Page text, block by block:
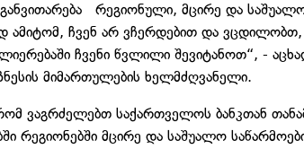
რეგიონული, მცირე და საშუალო
ამიტომ, ჩვენ არ ვჩერდებით და ვცდილობთ,
ჩვენი წვლილი შევიტანოთ“, -
მიმართულების ხელმძღვანელი.
ვაგრძელებთ საქართველოს ბანკთან
რეგიონებში მცირე და საშუალო